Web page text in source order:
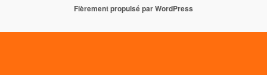
Fièrement propulsé par WordPress